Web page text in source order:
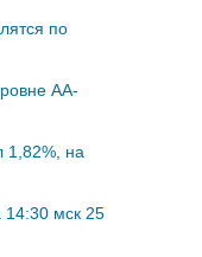
по
АA-
1,82%, на
14:30 мск 25